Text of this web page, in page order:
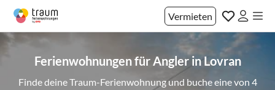
Vermieten
Ferienwohnungen für Angler in Lovran
Finde deine Traum-Ferienwohnung und buche eine von 4